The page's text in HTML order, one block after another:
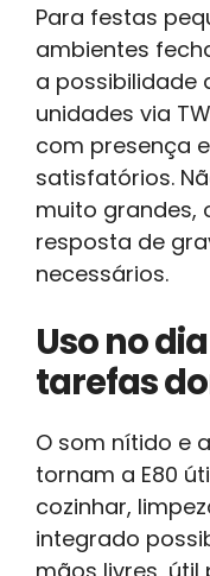
Para festas
ambientes
a possibilidade
unidades via
com presença
satisfatórios.
muito grandes,
resposta de
necessários.
Uso no
tarefas
O som nítido e
tornam a E80
cozinhar,
integrado